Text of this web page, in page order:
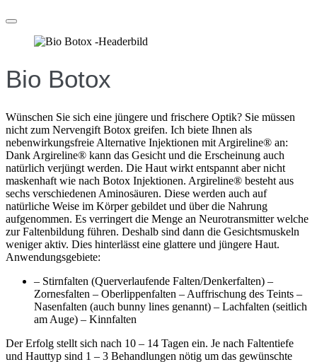
Bio Botox
Wünschen Sie sich eine jüngere und frischere Optik? Sie müssen
nicht zum Nervengift Botox greifen. Ich biete Ihnen als
nebenwirkungsfreie Alternative Injektionen mit Argireline® an:
Dank Argireline® kann das Gesicht und die Erscheinung auch
natürlich verjüngt werden. Die Haut wirkt entspannt aber nicht
maskenhaft wie nach Botox Injektionen. Argireline® besteht aus
sechs verschiedenen Aminosäuren. Diese werden auch auf
natürliche Weise im Körper gebildet und über die Nahrung
aufgenommen. Es verringert die Menge an Neurotransmitter welche
zur Faltenbildung führen. Deshalb sind dann die Gesichtsmuskeln
weniger aktiv. Dies hinterlässt eine glattere und jüngere Haut.
Anwendungsgebiete:
– Stirnfalten (Querverlaufende Falten/Denkerfalten) –
Zornesfalten – Oberlippenfalten – Auffrischung des Teints –
Nasenfalten (auch bunny lines genannt) – Lachfalten (seitlich
am Auge) – Kinnfalten
Der Erfolg stellt sich nach 10 – 14 Tagen ein. Je nach Faltentiefe
und Hauttyp sind 1 – 3 Behandlungen nötig um das gewünschte